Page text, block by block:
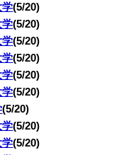
学(5/20)
学(5/20)
学(5/20)
学(5/20)
学(5/20)
学(5/20)
(5/20)
学(5/20)
学(5/20)